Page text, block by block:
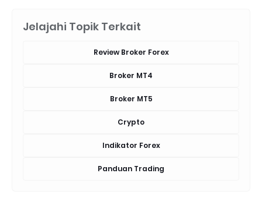
Jelajahi Topik Terkait
Review Broker Forex
Broker MT4
Broker MT5
Crypto
Indikator Forex
Panduan Trading